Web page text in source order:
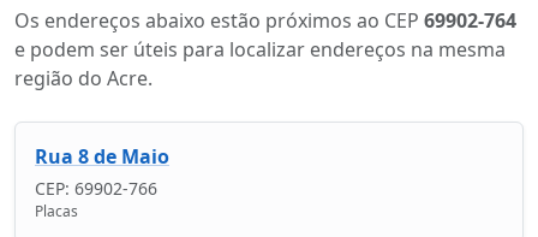
Os endereços abaixo estão próximos ao CEP 69902-764
e podem ser úteis para localizar endereços na mesma
região do Acre.
Rua 8 de Maio
CEP: 69902-766
Placas